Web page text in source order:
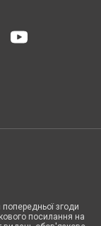
згоди
посилання на